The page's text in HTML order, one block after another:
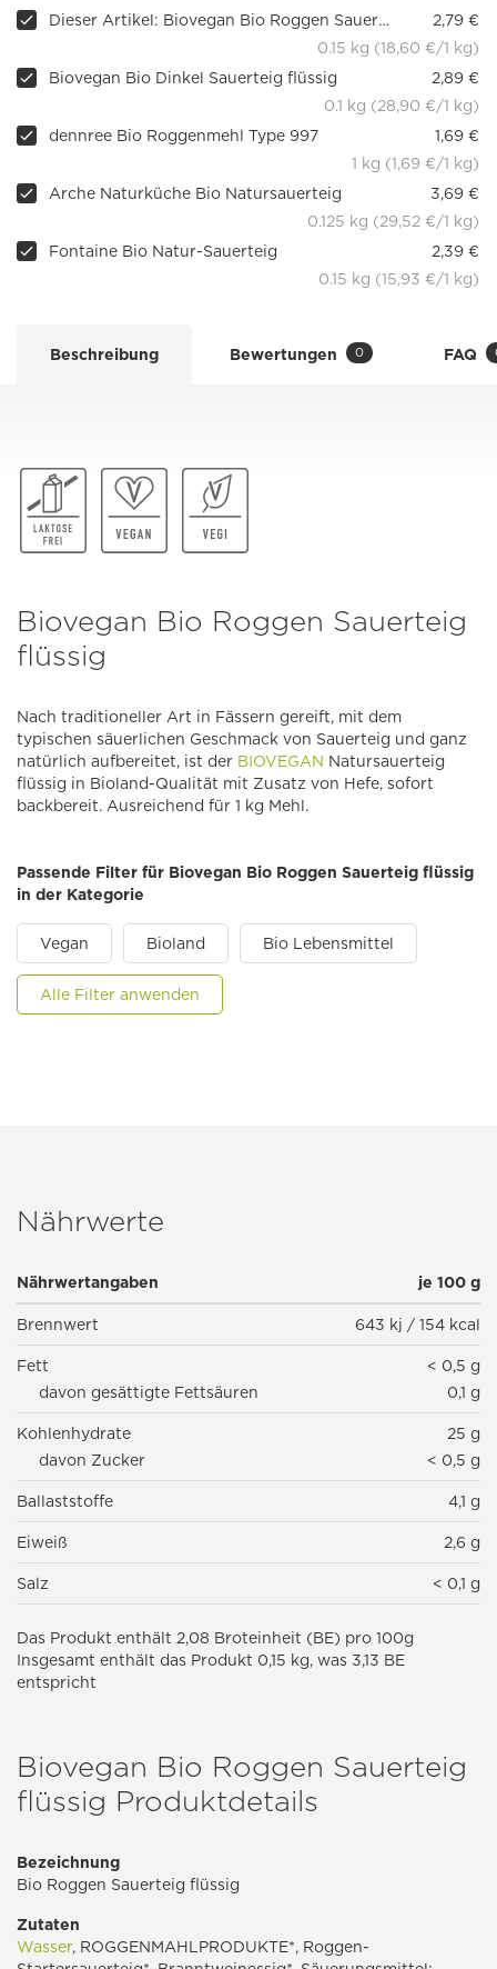
Dieser Artikel: Biovegan Bio Roggen Sauerteig flüssig
2,79 €
0.15 kg (18,60 €/1 kg)
Biovegan Bio Dinkel Sauerteig flüssig
2,89 €
0.1 kg (28,90 €/1 kg)
dennree Bio Roggenmehl Type 997
1,69 €
1 kg (1,69 €/1 kg)
Arche Naturküche Bio Natursauerteig
3,69 €
0.125 kg (29,52 €/1 kg)
Fontaine Bio Natur-Sauerteig
2,39 €
0.15 kg (15,93 €/1 kg)
Beschreibung Bewertungen 0 FAQ
Biovegan Bio Roggen Sauerteig
flüssig
Nach traditioneller Art in Fässern gereift, mit dem
typischen säuerlichen Geschmack von Sauerteig und ganz
natürlich aufbereitet, ist der BIOVEGAN Natursauerteig
flüssig in Bioland-Qualität mit Zusatz von Hefe, sofort
backbereit. Ausreichend für 1 kg Mehl.
Passende Filter für Biovegan Bio Roggen Sauerteig flüssig
in der Kategorie
Vegan Bioland Bio Lebensmittel
Alle Filter anwenden
Nährwerte
Nährwertangaben je 100 g
Brennwert 643 kj / 154 kcal
Fett
< 0,5 g
davon gesättigte Fettsäuren
0,1 g
Kohlenhydrate
25 g
davon Zucker
< 0,5 g
Ballaststoffe 4,1 g
Eiweiß 2,6 g
Salz < 0,1 g
Das Produkt enthält 2,08 Broteinheit (BE) pro 100g
Insgesamt enthält das Produkt 0,15 kg, was 3,13 BE
entspricht
Biovegan Bio Roggen Sauerteig
flüssig Produktdetails
Bezeichnung
Bio Roggen Sauerteig flüssig
Zutaten
Wasser, ROGGENMAHLPRODUKTE*, Roggen-